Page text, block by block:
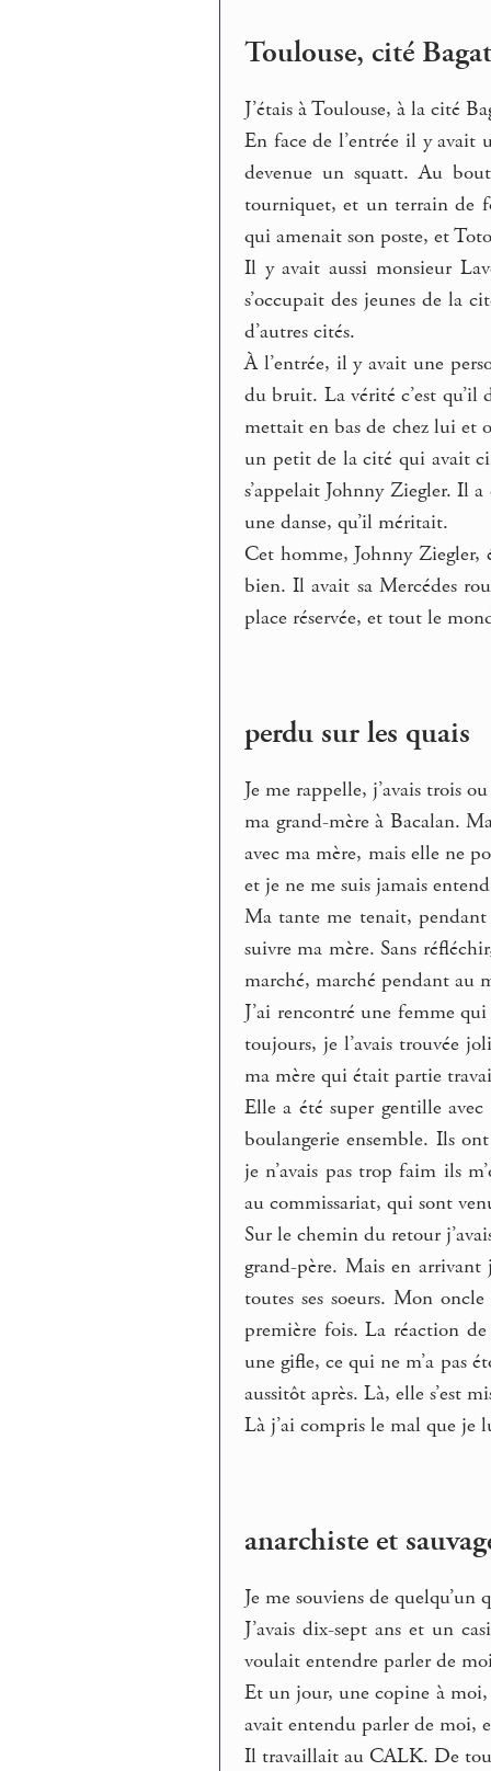
Toulouse, cité
J’étais à Toulouse, à la cité
En face de l’entrée il y avait
devenue un squatt. Au
tourniquet, et un terrain de
qui amenait son poste, et
Il y avait aussi monsieur
s’occupait des jeunes de la
d’autres cités.
À l’entrée, il y avait une
du bruit. La vérité c’est qu’il
mettait en bas de chez lui et
un petit de la cité qui avait
s’appelait Johnny Ziegler. Il
une danse, qu’il méritait.
Cet homme, Johnny
bien. Il avait sa Mercédes
place réservée, et tout le
perdu sur les quais
Je me rappelle, j’avais trois
ma grand-mère à Bacalan.
avec ma mère, mais elle ne
et je ne me suis jamais
Ma tante me tenait,
suivre ma mère. Sans
marché, marché pendant au
J’ai rencontré une femme
toujours, je l’avais trouvée
ma mère qui était partie
Elle a été super gentille
boulangerie ensemble. Ils
je n’avais pas trop faim ils
au commissariat, qui sont
Sur le chemin du retour
grand-père. Mais en
toutes ses soeurs. Mon
première fois. La réaction
une gifle, ce qui ne m’a pas
aussitôt après. Là, elle s’est
Là j’ai compris le mal que je
anarchiste et
Je me souviens de
J’avais dix-sept ans et un
voulait entendre parler de
Et un jour, une copine à moi,
avait entendu parler de moi,
Il travaillait au CALK. De